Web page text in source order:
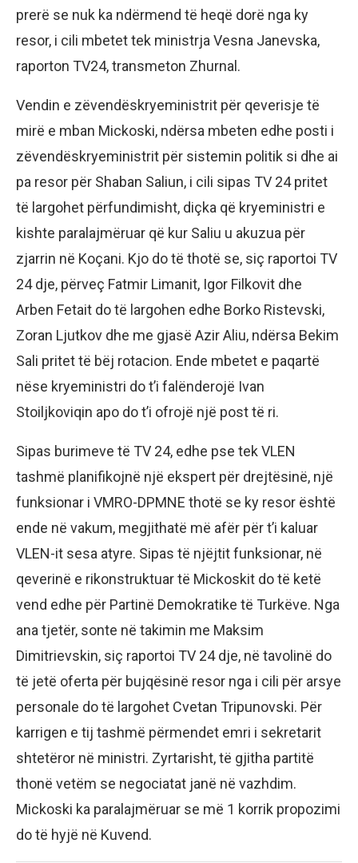
prerë se nuk ka ndërmend të heqë dorë nga ky
resor, i cili mbetet tek ministrja Vesna Janevska,
raporton TV24, transmeton Zhurnal.
Vendin e zëvendëskryeministrit për qeverisje të
mirë e mban Mickoski, ndërsa mbeten edhe posti i
zëvendëskryeministrit për sistemin politik si dhe ai
pa resor për Shaban Saliun, i cili sipas TV 24 pritet
të largohet përfundimisht, diçka që kryeministri e
kishte paralajmëruar që kur Saliu u akuzua për
zjarrin në Koçani. Kjo do të thotë se, siç raportoi TV
24 dje, përveç Fatmir Limanit, Igor Filkovit dhe
Arben Fetait do të largohen edhe Borko Ristevski,
Zoran Ljutkov dhe me gjasë Azir Aliu, ndërsa Bekim
Sali pritet të bëj rotacion. Ende mbetet e paqartë
nëse kryeministri do t’i falënderojë Ivan
Stoiljkoviqin apo do t’i ofrojë një post të ri.
Sipas burimeve të TV 24, edhe pse tek VLEN
tashmë planifikojnë një ekspert për drejtësinë, një
funksionar i VMRO-DPMNE thotë se ky resor është
ende në vakum, megjithatë më afër për t’i kaluar
VLEN-it sesa atyre. Sipas të njëjtit funksionar, në
qeverinë e rikonstruktuar të Mickoskit do të ketë
vend edhe për Partinë Demokratike të Turkëve. Nga
ana tjetër, sonte në takimin me Maksim
Dimitrievskin, siç raportoi TV 24 dje, në tavolinë do
të jetë oferta për bujqësinë resor nga i cili për arsye
personale do të largohet Cvetan Tripunovski. Për
karrigen e tij tashmë përmendet emri i sekretarit
shtetëror në ministri. Zyrtarisht, të gjitha partitë
thonë vetëm se negociatat janë në vazhdim.
Mickoski ka paralajmëruar se më 1 korrik propozimi
do të hyjë në Kuvend.